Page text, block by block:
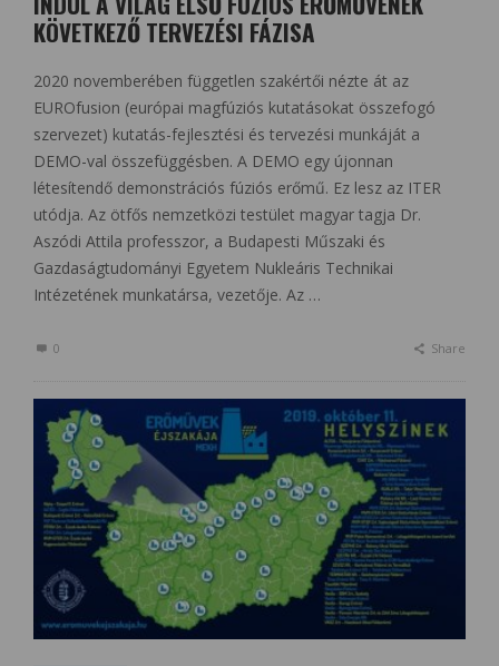
KÖVETKEZŐ TERVEZÉSI FÁZISA
2020 novemberében független szakértői nézte át az
EUROfusion (európai magfúziós kutatásokat összefogó
szervezet) kutatás-fejlesztési és tervezési munkáját a
DEMO-val összefüggésben. A DEMO egy újonnan
létesítendő demonstrációs fúziós erőmű. Ez lesz az ITER
utódja. Az ötfős nemzetközi testület magyar tagja Dr.
Aszódi Attila professzor, a Budapesti Műszaki és
Gazdaságtudományi Egyetem Nukleáris Technikai
Intézetének munkatársa, vezetője. Az …
0 Share